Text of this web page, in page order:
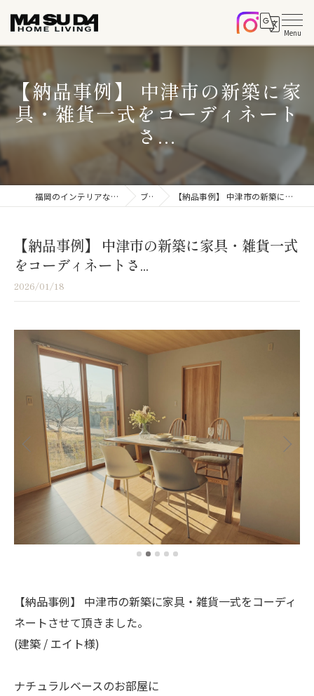
【納品事例】 中津市の新築に家
具・雑貨一式をコーディネート
さ...
福岡のインテリアならマスダホームリビング ブログ 【納品事例】 中津市の新築に家具・雑貨一式をコーディネートさ...
【納品事例】 中津市の新築に家具・雑貨一式
をコーディネートさ...
2026/01/18
【納品事例】 中津市の新築に家具・雑貨一式をコーディ
ネートさせて頂きました。
(建築 / エイト様)
ナチュラルベースのお部屋に